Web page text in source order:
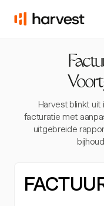
Harvest blinkt
facturatie met
uitgebreide